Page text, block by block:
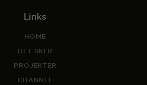
Links
HOME
DET SKER
PROJEKTER
CHANNEL